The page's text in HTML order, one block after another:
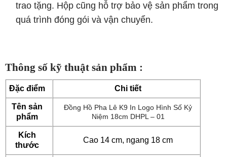
trao tặng. Hộp cũng hỗ trợ bảo vệ sản phẩm trong
quá trình đóng gói và vận chuyển.
Thông số kỹ thuật sản phẩm :
Đặc điểm Chi tiết
Tên sản
phẩm
Đồng Hồ Pha Lê K9 In Logo Hình Số Kỷ
Niệm 18cm DHPL – 01
Kích
thước
Cao 14 cm, ngang 18 cm